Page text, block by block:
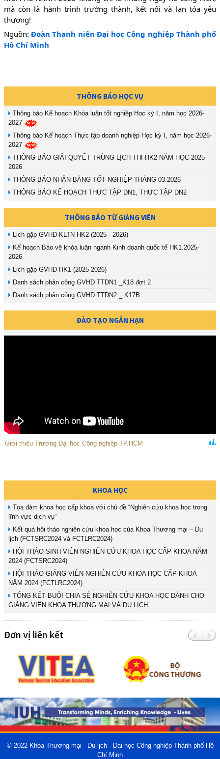
mà còn là hành trình trưởng thành, kết nối và lan tỏa yêu
thương!
Nguồn:Đoàn Thanh niên Đại học Công nghiệp Thành phố
Hồ Chí Minh
THÔNG BÁO HỌC VỤ
Thông báo Kế hoạch Khóa luận tốt nghiệp Học kỳ I, năm học 2026-
2027
Thông báo Kế hoạch Thực tập doanh nghiệp Học kỳ I, năm học 2026-
2027
THÔNG BÁO GIẢI QUYẾT TRÙNG LỊCH THI HK2 NĂM HỌC 2025-
2026
THÔNG BÁO NHẬN BẰNG TỐT NGHIỆP THÁNG 03.2026
THÔNG BÁO KẾ HOẠCH THỰC TẬP DN1, THỰC TẬP DN2
THÔNG BÁO TỪ GIẢNG VIÊN
Lịch gặp GVHD KLTN HK2 (2025 - 2026)
Kế hoạch Bảo vệ khóa luận ngành Kinh doanh quốc tế HK1.2025-
2026
Lịch gặp GVHD HK1 (2025-2026)
Danh sách phân công GVHD TTDN1 _K18 đợt 2
Danh sách phân công GVHD TTDN2 _ K17B
ĐÀO TẠO NGẮN HẠN
Giới thiệu Trường Đại học Công nghiệp TP.HCM
KHOA HỌC
Tọa đàm khoa học cấp khoa với chủ đề “Nghiên cứu khoa học trong
lĩnh vực dịch vụ”
Kết quả hội thảo nghiên cứu khoa học của Khoa Thương mại – Du
lịch (FCTSRC2024 và FCTLRC2024)
HỘI THẢO SINH VIÊN NGHIÊN CỨU KHOA HỌC CẤP KHOA NĂM
2024 (FCTSRC2024)
HỘI THẢO GIẢNG VIÊN NGHIÊN CỨU KHOA HỌC CẤP KHOA
NĂM 2024 (FCTLRC2024)
TỔNG KẾT BUỔI CHIA SẺ NGHIÊN CỨU KHOA HỌC DÀNH CHO
GIẢNG VIÊN KHOA THƯƠNG MẠI VÀ DU LỊCH
Đơn vị liên kết
© 2022Khoa Thương mại - Du lịch - Đại học Công nghiệp Thành phố Hồ
Chí Minh